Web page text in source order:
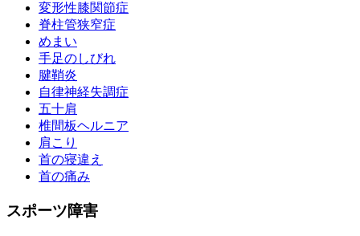
変形性膝関節症
脊柱管狭窄症
めまい
手足のしびれ
腱鞘炎
自律神経失調症
五十肩
椎間板ヘルニア
肩こり
首の寝違え
首の痛み
スポーツ障害